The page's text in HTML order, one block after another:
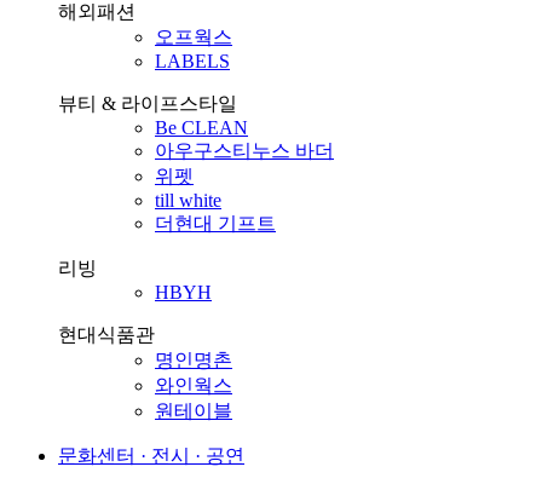
해외패션
오프웍스
LABELS
뷰티 & 라이프스타일
Be CLEAN
아우구스티누스 바더
위펫
till white
더현대 기프트
리빙
HBYH
현대식품관
명인명촌
와인웍스
원테이블
문화센터 · 전시 · 공연